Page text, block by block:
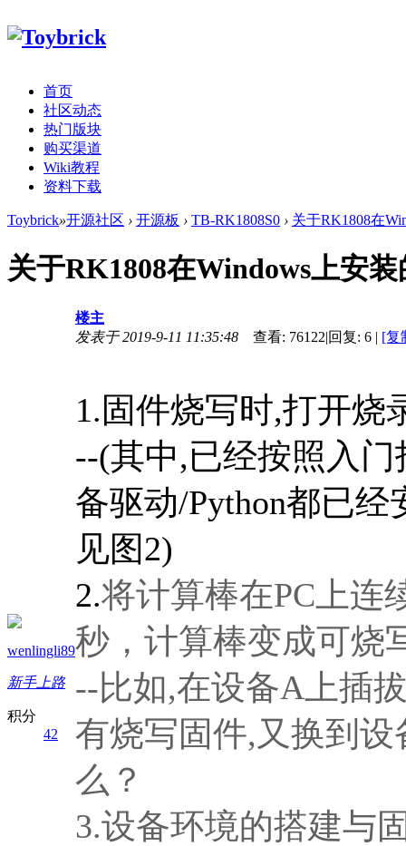
首页
社区动态
热门版块
购买渠道
Wiki教程
资料下载
Toybrick»开源社区 › 开源板 › TB-RK1808S0 › 关于RK1808在
关于RK1808在Windows上安
wenlingli89
新手上路
积分
42
楼主
发表于 2019-9-11 11:35:48
查看: 76122|回复: 6 | [复
1.固件烧写时,打开烧
--(其中,已经按照入
备驱动/Python都已
见图2)
2.将计算棒在PC上连
秒，计算棒变成可烧
--比如,在设备A上插
有烧写固件,又换到
么？
3.设备环境的搭建与